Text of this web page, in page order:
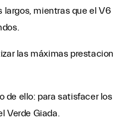
mientras que el
las máximas
ello: para satisfacer
Verde Giada.